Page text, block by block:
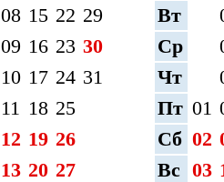
08 15 22 29
09 16 23 30
10 17 24 31
11 18 25
12 19 26
13 20 27
Вт
Ср
Чт
Пт 01
Сб 02
Вс 03